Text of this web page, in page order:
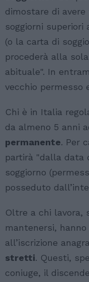
dimostare di
soggiorni
(o la carta di
procederà alla
abituale". In
vecchio permesso
Chi è in Italia
da almeno 5 anni
permanente. Per
partirà "dalla data
soggiorno
posseduto
Oltre a chi lavora,
mantenersi,
all’iscrizione
stretti. Questi,
coniuge, il